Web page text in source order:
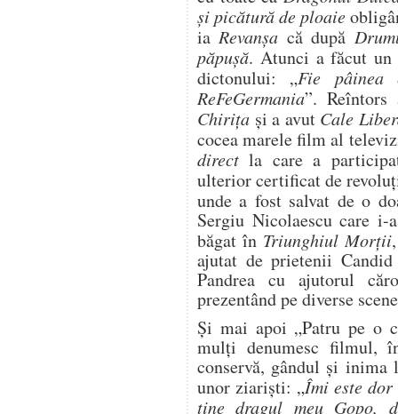
și picătură de ploaie
iaRevanșa că după
păpușă. Atunci a făcut un
dictonului: „Fie
ReFeGermania”.
Chirița și a avut Cale
cocea marele film al
direct la care a
ulterior certificat de
unde a fost salvat de o
Sergiu Nicolaescu care
băgat în Triunghiul Morții
ajutat de prietenii
Pandrea cu ajutorul
prezentând pe diverse
Și mai apoi „Patru pe o
mulţi denumesc filmul,
conservă, gândul şi
unor ziarişti: „Îmi este
tine dragul meu Gopo,